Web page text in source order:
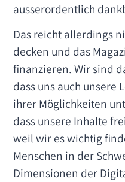
ausserordentlich
Das reicht allerdings
decken und das
finanzieren. Wir sind
dass uns auch unsere
ihrer Möglichkeiten
dass unsere Inhalte
weil wir es wichtig
Menschen in der
Dimensionen der